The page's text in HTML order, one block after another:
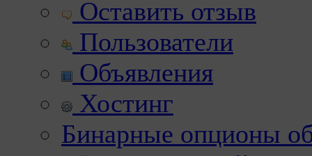
Оставить отзыв
Пользователи
Объявления
Хостинг
Бинарные опционы